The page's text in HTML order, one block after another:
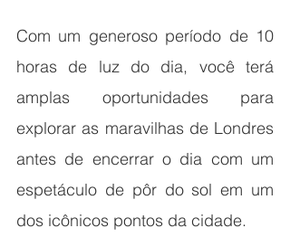
Com um generoso período de 10
horas de luz do dia, você terá
amplas oportunidades para
explorar as maravilhas de Londres
antes de encerrar o dia com um
espetáculo de pôr do sol em um
dos icônicos pontos da cidade.